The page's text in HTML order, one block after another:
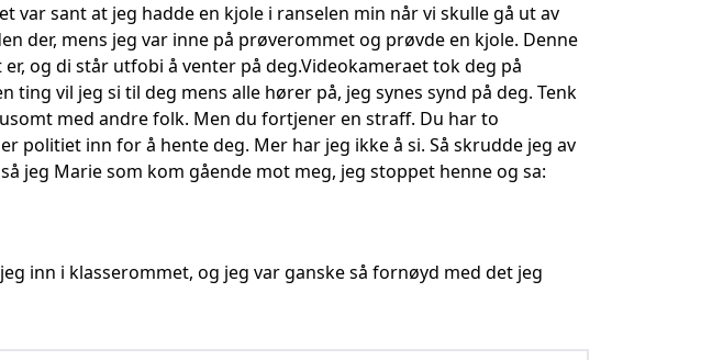
var sant at jeg hadde en kjole i ranselen min når vi skulle gå ut av
der, mens jeg var inne på prøverommet og prøvde en kjole. Denne
og di står utfobi å venter på deg.Videokameraet tok deg på
vil jeg si til deg mens alle hører på, jeg synes synd på deg. Tenk
med andre folk. Men du fortjener en straff. Du har to
politiet inn for å hente deg. Mer har jeg ikke å si. Så skrudde jeg av
jeg Marie som kom gående mot meg, jeg stoppet henne og sa:
inn i klasserommet, og jeg var ganske så fornøyd med det jeg